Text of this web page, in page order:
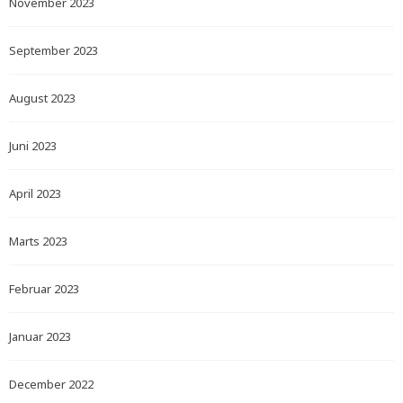
September 2023
August 2023
Juni 2023
April 2023
Marts 2023
Februar 2023
Januar 2023
December 2022